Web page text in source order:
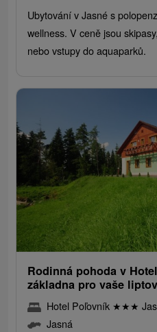
Ubytování v Jasné s
wellness. V ceně jsou
nebo vstupy do aquaparků.
Rodinná pohoda v
základna pro vaše
Hotel Poľovník ★★★
Jasná